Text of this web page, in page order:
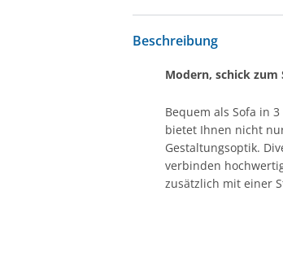
Beschreibung
Modern, schick zum
Bequem als Sofa in
bietet Ihnen nicht
Gestaltungsoptik.
verbinden
zusätzlich mit einer